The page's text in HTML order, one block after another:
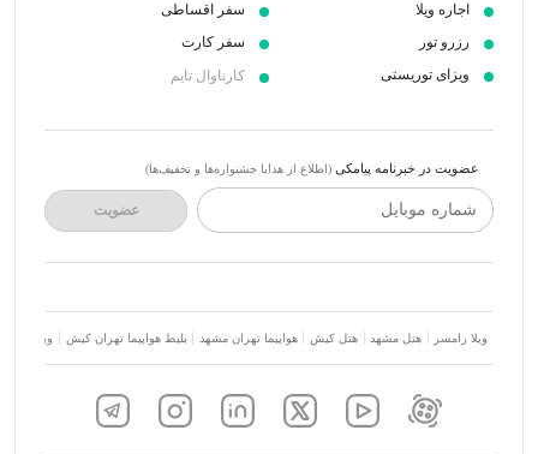
اجاره ویلا
رزرو تور
ویزای توریستی
سفر اقساطی
سفر کارت
کارناوال تایم
عضویت در خبرنامه پیامکی (اطلاع از هدایا جشنواره‌ها و تخفیف‌ها)
شماره موبایل عضویت
ویلا رامسر هتل مشهد هتل کیش هواپیما تهران مشهد بلیط هواپیما تهران کیش ویلا شمال